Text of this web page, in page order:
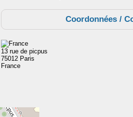
Coordonnées /
13 rue de picpus
75012 Paris
France